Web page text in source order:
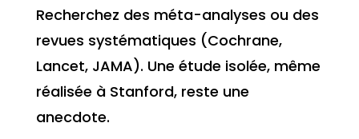
Recherchez des méta-analyses ou des
revues systématiques (Cochrane,
Lancet, JAMA). Une étude isolée, même
réalisée à Stanford, reste une
anecdote.